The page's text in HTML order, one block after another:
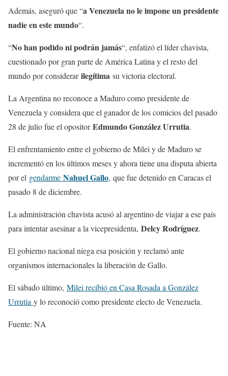
Además, aseguró que “a Venezuela no le impone un presidente
nadie en este mundo“.
“No han podido ni podrán jamás“, enfatizó el líder chavista,
cuestionado por gran parte de América Latina y el resto del
mundo por considerarilegítima su victoria electoral.
La Argentina no reconoce a Maduro como presidente de
Venezuela y considera que el ganador de los comicios del pasado
28 de julio fue el opositorEdmundo González Urrutia.
El enfrentamiento entre el gobierno de Milei y de Maduro se
incrementó en los últimos meses y ahora tiene una disputa abierta
por el gendarme Nahuel Gallo, que fue detenido en Caracas el
pasado 8 de diciembre.
La administración chavista acusó al argentino de viajar a ese país
para intentar asesinar a la vicepresidenta, Delcy Rodríguez.
El gobierno nacional niega esa posición y reclamó ante
organismos internacionales la liberación de Gallo.
El sábado último, Milei recibió en Casa Rosada a González
Urrutia y lo reconoció como presidente electo de Venezuela.
Fuente: NA